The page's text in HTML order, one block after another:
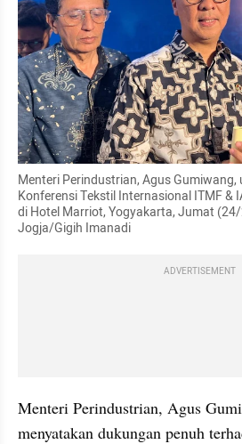
Menteri Perindustrian, Agus Gumiwang,
Konferensi Tekstil Internasional ITMF &
di Hotel Marriot, Yogyakarta, Jumat
Jogja/Gigih Imanadi
ADVERTISEMENT
Menteri Perindustrian, Agus
menyatakan dukungan penuh